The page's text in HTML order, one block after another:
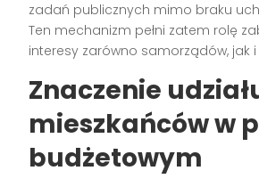
zadań publicznych mimo braku
Ten mechanizm pełni zatem rolę
interesy zarówno samorządów, jak
Znaczenie
mieszkańców w
budżetowym